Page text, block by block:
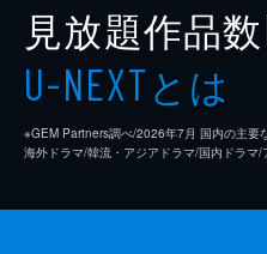
見放題作品数
U-NEXTとは
※GEM Partners調べ/2026年7⽉ 国内の主要
海外ドラマ/韓流・アジアドラマ/国内ドラマ/